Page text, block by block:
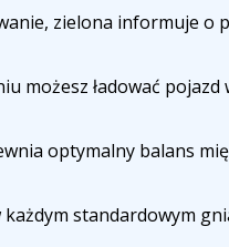
zielona informuje o
możesz ładować
optymalny balans
standardowym